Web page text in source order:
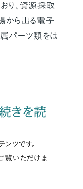
り、資源採取
から出る電子
パーツ類をは
きを読
ツです。
覧いただけま